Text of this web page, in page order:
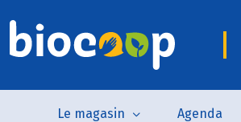
Le magasin Agenda